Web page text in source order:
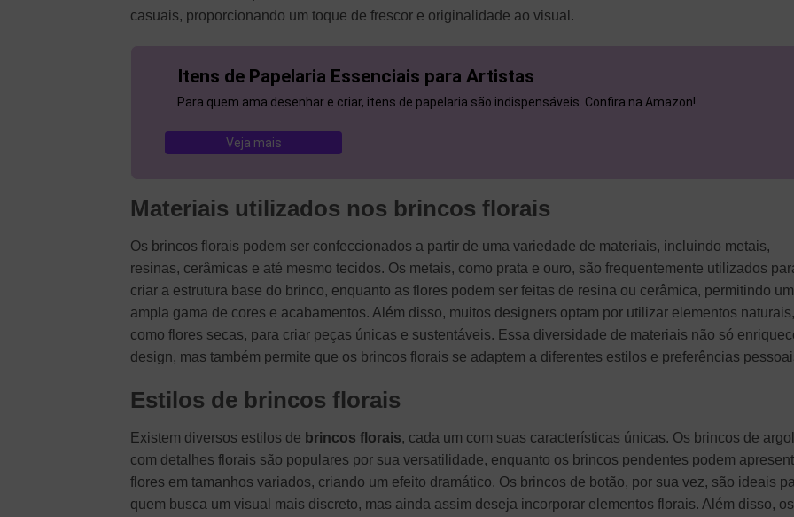
casuais, proporcionando um toque de frescor e originalidade ao visual.
Itens de Papelaria Essenciais para Artistas
Para quem ama desenhar e criar, itens de papelaria são indispensáveis. Confira na Amazon!
Veja mais
Materiais utilizados nos brincos florais
Os brincos florais podem ser confeccionados a partir de uma variedade de materiais, incluindo metais,
resinas, cerâmicas e até mesmo tecidos. Os metais, como prata e ouro, são frequentemente utilizados
criar a estrutura base do brinco, enquanto as flores podem ser feitas de resina ou cerâmica, permitindo
ampla gama de cores e acabamentos. Além disso, muitos designers optam por utilizar elementos naturais,
como flores secas, para criar peças únicas e sustentáveis. Essa diversidade de materiais não só
design, mas também permite que os brincos florais se adaptem a diferentes estilos e preferências
Estilos de brincos florais
Existem diversos estilos de brincos florais, cada um com suas características únicas. Os brincos de
com detalhes florais são populares por sua versatilidade, enquanto os brincos pendentes podem
flores em tamanhos variados, criando um efeito dramático. Os brincos de botão, por sua vez, são ideais
quem busca um visual mais discreto, mas ainda assim deseja incorporar elementos florais. Além disso, os